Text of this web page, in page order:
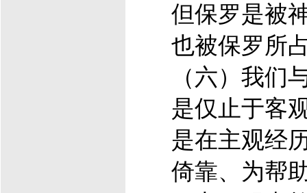
但保罗是被
也被保罗所
（六）我们
是仅止于客
是在主观经
倚靠、为帮